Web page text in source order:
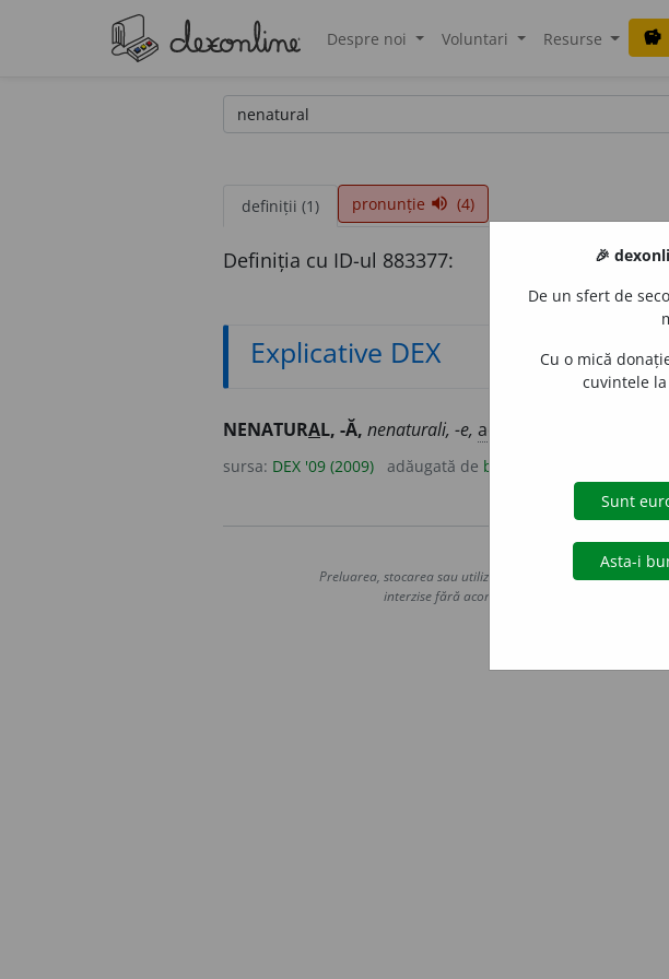
Despre noi Voluntari Resurse savings
definiții (1) pronunție volume_up (4)
Definiția cu ID-ul 883377:
Explicative DEX
NENATURAL, -Ă, nenaturali, -e, adj. Care nu este
sursa: DEX '09 (2009) adăugată de blaurb.
Copyright ©
Preluarea, stocarea sau utilizarea datelor de pe acest site,
interzise fără acordul nostru prealabil scris, cu
🎉
De un sfert de
Cu o mică
cuvintele